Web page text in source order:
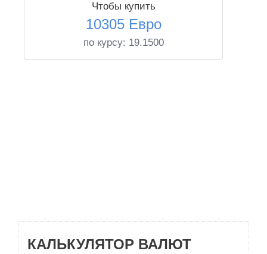
Чтобы купить
10305 Евро
по курсу: 19.1500
КАЛЬКУЛЯТОР ВАЛЮТ